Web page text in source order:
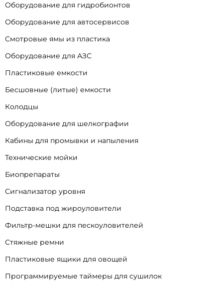
Оборудование для гидробионтов
Оборудование для автосервисов
Смотровые ямы из пластика
Оборудование для АЗС
Пластиковые емкости
Бесшовные (литые) емкости
Колодцы
Оборудование для шелкографии
Кабины для промывки и напыления
Технические мойки
Биопрепараты
Сигнализатор уровня
Подставка под жироуловители
Фильтр-мешки для пескоуловителей
Стяжные ремни
Пластиковые ящики для овощей
Программируемые таймеры для сушилок